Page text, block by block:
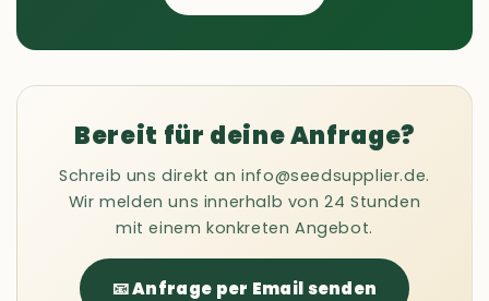
Bereit für deine Anfrage?
Schreib uns direkt an info@seedsupplier.de.
Wir melden uns innerhalb von 24 Stunden
mit einem konkreten Angebot.
📧 Anfrage per Email senden